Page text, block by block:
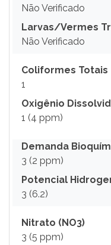
Não Verificado
Larvas/Vermes
Não Verificado
Coliformes Totais
1
Oxigênio
1 (4 ppm)
Demanda
3 (2 ppm)
Potencial
3 (6.2)
Nitrato (NO3)
3 (5 ppm)